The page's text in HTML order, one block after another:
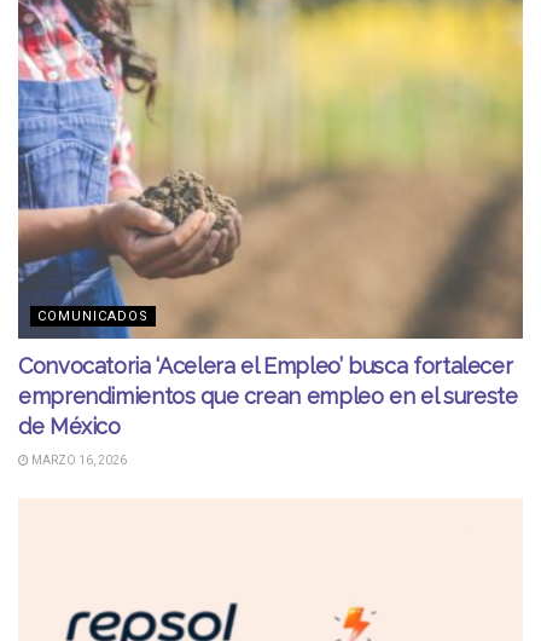
COMUNICADOS
Convocatoria ‘Acelera el Empleo’ busca fortalecer
emprendimientos que crean empleo en el sureste
de México
MARZO 16, 2026